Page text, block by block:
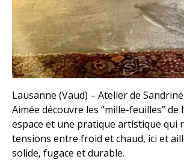
Lausanne (Vaud) – Atelier de
Aimée découvre les “mille-feuilles” de
espace et une pratique artistique qui
tensions entre froid et chaud, ici et
solide, fugace et durable.